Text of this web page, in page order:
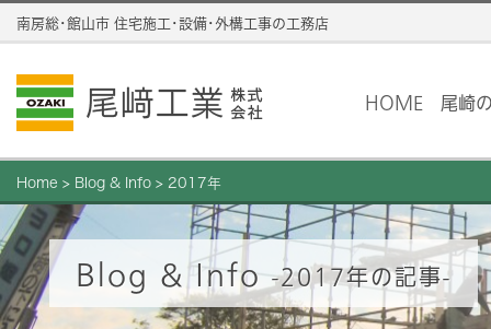
南房総･館山市 住宅施工･設備･外構工事の工務店
HOME 尾崎
Home > Blog & Info > 2017年
Blog & Info -2017年の記事-